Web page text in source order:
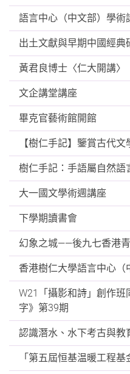
語言中心（中文部）學術
出土文獻與早期中國經典
黃君良博士〈仁大開講〉
文企講堂講座
畢克官藝術館開館
【樹仁手記】鑒賞古代
樹仁手記：手語屬自然語
大一國文學術週講座
下學期讀書會
幻象之城——後九七香港
香港樹仁大學語言中心（
W21「攝影和詩」創作班
字》第39期
認識潛水、水下考古與教
「第五屆恒基温暖工程基